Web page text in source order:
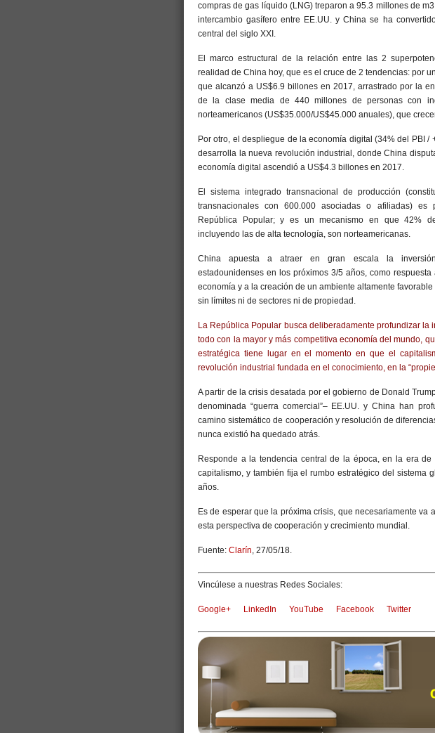
compras de gas líquido (LNG) treparon a 95.3 millones de
intercambio gasífero entre EE.UU. y China se ha
central del siglo XXI.
El marco estructural de la relación entre las 2
realidad de China hoy, que es el cruce de 2 tendencias: por
que alcanzó a US$6.9 billones en 2017, arrastrado por la
de la clase media de 440 millones de personas con
norteamericanos (US$35.000/US$45.000 anuales), que
Por otro, el despliegue de la economía digital (34% del PBI /
desarrolla la nueva revolución industrial, donde China
economía digital ascendió a US$4.3 billones en 2017.
El sistema integrado transnacional de producción
transnacionales con 600.000 asociadas o afiliadas) es
República Popular; y es un mecanismo en que 42%
incluyendo las de alta tecnología, son norteamericanas.
China apuesta a atraer en gran escala la
estadounidenses en los próximos 3/5 años, como
economía y a la creación de un ambiente altamente
sin límites ni de sectores ni de propiedad.
La República Popular busca deliberadamente profundizar la
todo con la mayor y más competitiva economía del mundo,
estratégica tiene lugar en el momento en que el
revolución industrial fundada en el conocimiento, en la
A partir de la crisis desatada por el gobierno de Donald
denominada “guerra comercial”– EE.UU. y China han
camino sistemático de cooperación y resolución de
nunca existió ha quedado atrás.
Responde a la tendencia central de la época, en la era de
capitalismo, y también fija el rumbo estratégico del sistema
años.
Es de esperar que la próxima crisis, que necesariamente va
esta perspectiva de cooperación y crecimiento mundial.
Fuente: Clarín, 27/05/18.
Vincúlese a nuestras Redes Sociales:
Google+ LinkedIn YouTube Facebook Twitter